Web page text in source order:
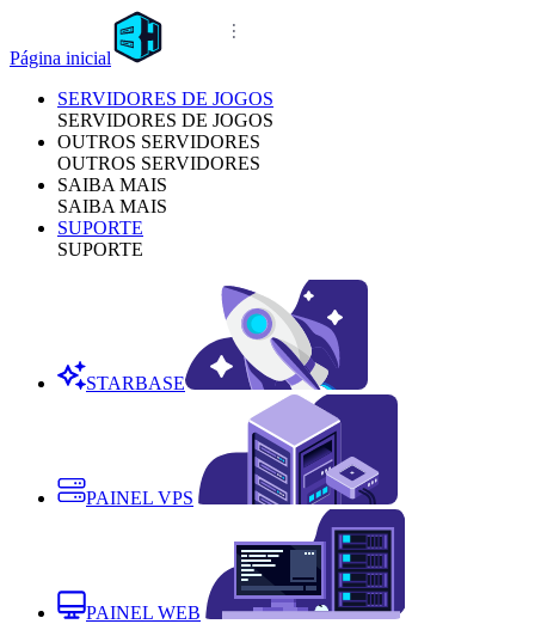
Página inicial
SERVIDORES DE JOGOS
SERVIDORES DE JOGOS
OUTROS SERVIDORES
OUTROS SERVIDORES
SAIBA MAIS
SAIBA MAIS
SUPORTE
SUPORTE
STARBASE
PAINEL VPS
PAINEL WEB